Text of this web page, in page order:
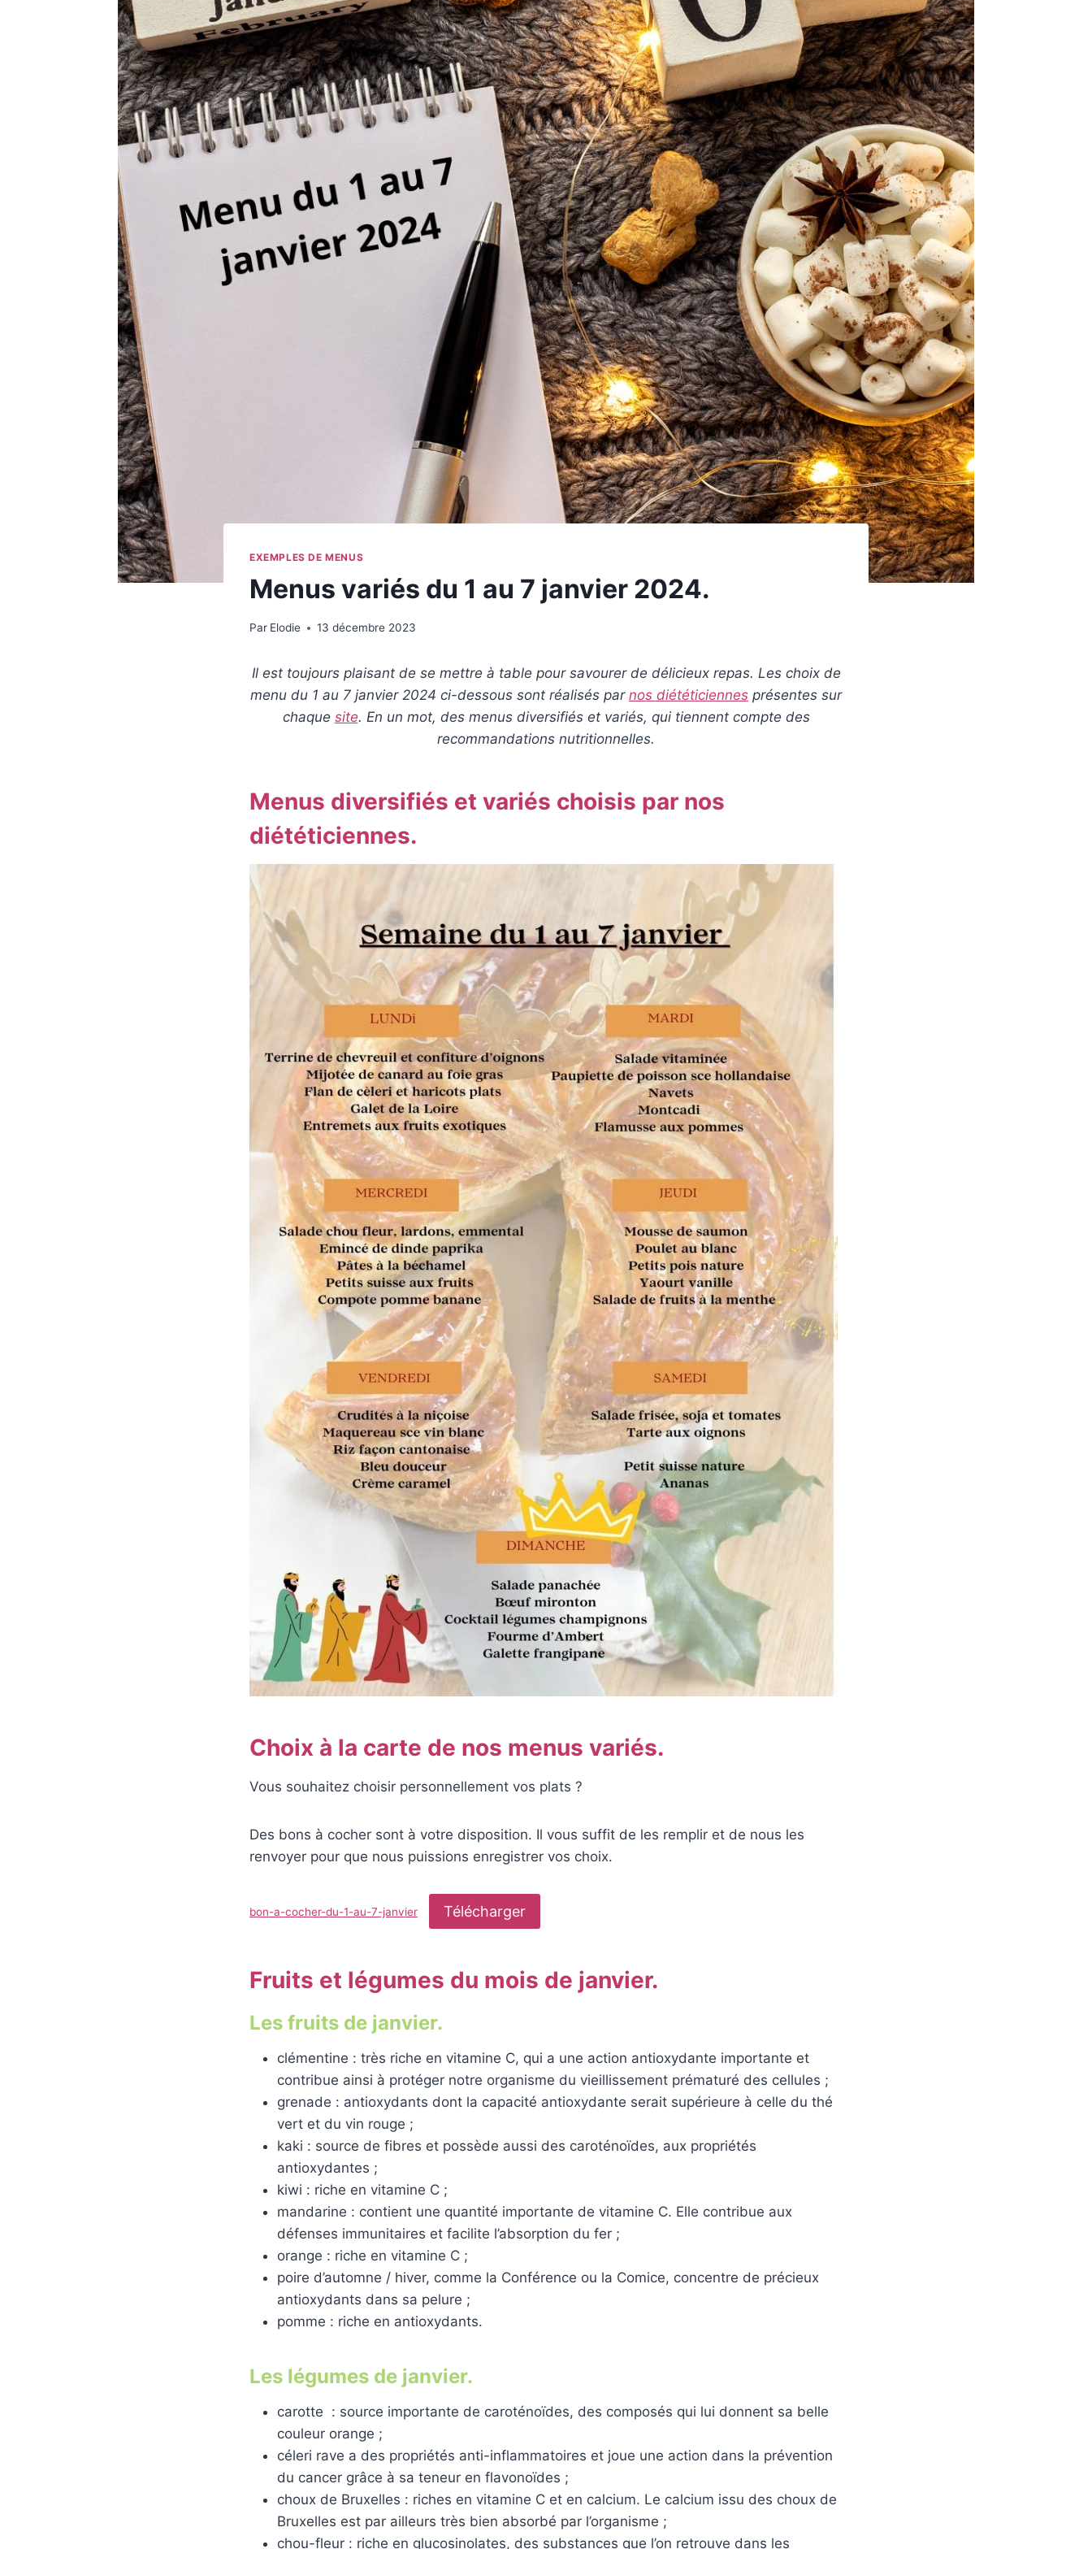
EXEMPLES DE MENUS
Menus variés du 1 au 7 janvier 2024.
Par Elodie 13 décembre 2023
Il est toujours plaisant de se mettre à table pour savourer de délicieux repas. Les choix de
menu du 1 au 7 janvier 2024 ci-dessous sont réalisés par nos diététiciennes présentes sur
chaque site. En un mot, des menus diversifiés et variés, qui tiennent compte des
recommandations nutritionnelles.
Menus diversifiés et variés choisis par nos
diététiciennes.
Choix à la carte de nos menus variés.
Vous souhaitez choisir personnellement vos plats ?
Des bons à cocher sont à votre disposition. Il vous suffit de les remplir et de nous les
renvoyer pour que nous puissions enregistrer vos choix.
bon-a-cocher-du-1-au-7-janvier Télécharger
Fruits et légumes du mois de janvier.
Les fruits de janvier.
clémentine : très riche en vitamine C, qui a une action antioxydante importante et
contribue ainsi à protéger notre organisme du vieillissement prématuré des cellules ;
grenade : antioxydants dont la capacité antioxydante serait supérieure à celle du thé
vert et du vin rouge ;
kaki : source de fibres et possède aussi des caroténoïdes, aux propriétés
antioxydantes ;
kiwi : riche en vitamine C ;
mandarine : contient une quantité importante de vitamine C. Elle contribue aux
défenses immunitaires et facilite l’absorption du fer ;
orange : riche en vitamine C ;
poire d’automne / hiver, comme la Conférence ou la Comice, concentre de précieux
antioxydants dans sa pelure ;
pomme : riche en antioxydants.
Les légumes de janvier.
carotte : source importante de caroténoïdes, des composés qui lui donnent sa belle
couleur orange ;
céleri rave a des propriétés anti-inflammatoires et joue une action dans la prévention
du cancer grâce à sa teneur en flavonoïdes ;
choux de Bruxelles : riches en vitamine C et en calcium. Le calcium issu des choux de
Bruxelles est par ailleurs très bien absorbé par l’organisme ;
chou-fleur : riche en glucosinolates, des substances que l’on retrouve dans les